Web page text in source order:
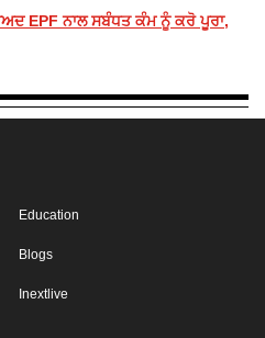
EPF ਨਾਲ ਸਬੰਧਤ ਕੰਮ ਨੂੰ ਕਰੋ ਪੂਰਾ,
Education
Blogs
Inextlive